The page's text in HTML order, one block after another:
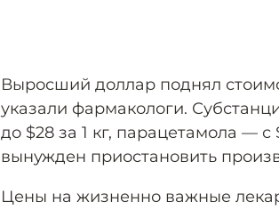
Выросший доллар поднял
указали фармакологи.
до $28 за 1 кг, парацетамола —
вынужден приостановить
Цены на жизненно важные